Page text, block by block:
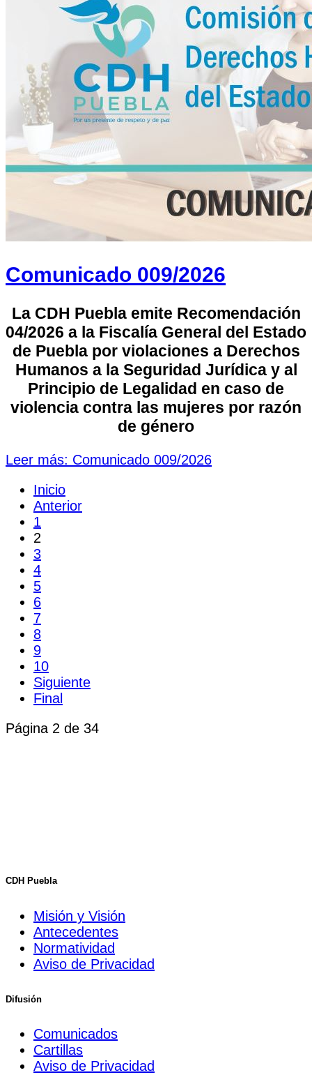
Comunicado 009/2026
La CDH Puebla emite Recomendación
04/2026 a la Fiscalía General del Estado
de Puebla por violaciones a Derechos
Humanos a la Seguridad Jurídica y al
Principio de Legalidad en caso de
violencia contra las mujeres por razón
de género
Leer más: Comunicado 009/2026
Inicio
Anterior
1
2
3
4
5
6
7
8
9
10
Siguiente
Final
Página 2 de 34
CDH Puebla
Misión y Visión
Antecedentes
Normatividad
Aviso de Privacidad
Difusión
Comunicados
Cartillas
Aviso de Privacidad